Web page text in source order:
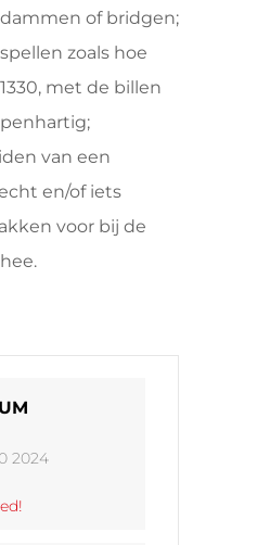
of bridgen;
zoals hoe
met de billen
van een
en/of iets
voor bij de
2024